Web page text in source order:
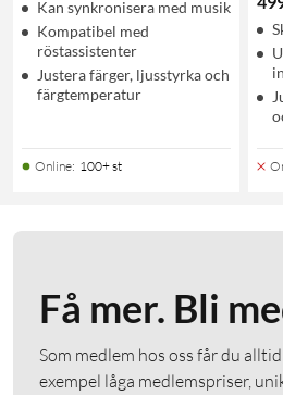
Kan synkronisera med musik
Kompatibel med
röstassistenter
Justera färger, ljusstyrka och
färgtemperatur
Online: 100+ st
Få mer. Bli
Som medlem hos oss får du
exempel låga medlemspriser,